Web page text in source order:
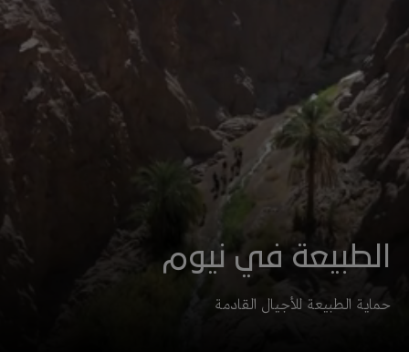
الطبيعة في نيوم
حماية الطبيعة للأجيال القادمة